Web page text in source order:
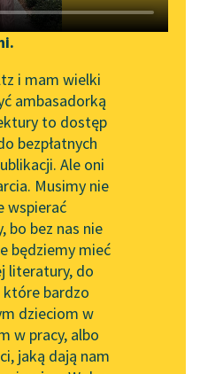
Zgłoś brak utworu
Narzędzia
Mapa Wolnych Lektur
Leśmianator
Przewodnik dla piszących i
czytających
API
OAI-PMH
Widget Wolnych Lektur
i mam wielki
ambasadorką
to dostęp
bezpłatnych
Ale oni
Musimy nie
wspierać
bo bez nas nie
będziemy mieć
literatury, do
które bardzo
dzieciom w
w pracy, albo
jaką dają nam
Juliusz Słowacki
zadżumionych
Porwałem trupa i
rzuciłem straży,
Aby go wzięła na
żelazne zgrzebła
I tam, gdzie grzebią...
Czytaj więcej
Juliusz Słowacki
Ojciec